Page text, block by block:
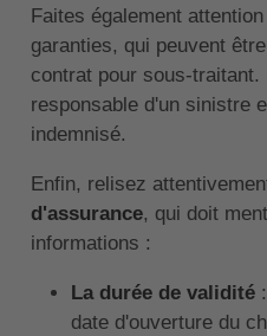
Faites également
garanties, qui peuvent
contrat pour sous-
responsable d'un sinistre
indemnisé.
Enfin, relisez
d'assurance, qui doit
informations :
La durée de validité:
date d'ouverture du